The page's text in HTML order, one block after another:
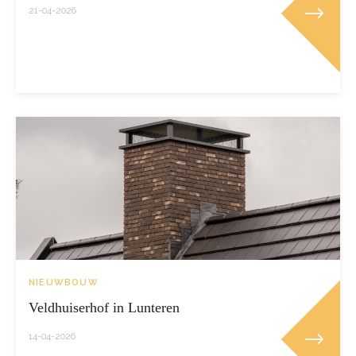
21-04-2026
NIEUWBOUW
Veldhuiserhof in Lunteren
14-04-2026